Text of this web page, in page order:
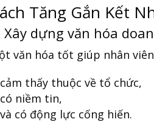
Tăng Gắn Kết
Xây dựng văn hóa
văn hóa tốt giúp nhân
cảm thấy thuộc về tổ chức,
có niềm tin,
và có động lực cống hiến.